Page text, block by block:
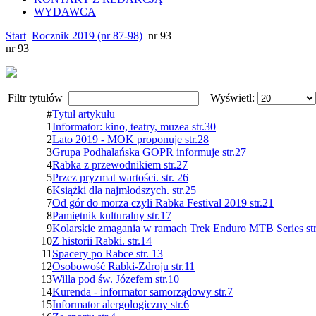
WYDAWCA
Start Rocznik 2019 (nr 87-98) nr 93
nr 93
Filtr tytułów
Wyświetl:
#Tytuł artykułu
1Informator: kino, teatry, muzea str.30
2Lato 2019 - MOK proponuje str.28
3Grupa Podhalańska GOPR informuje str.27
4Rabka z przewodnikiem str.27
5Przez pryzmat wartości. str. 26
6Książki dla najmłodszych. str.25
7Od gór do morza czyli Rabka Festival 2019 str.21
8Pamiętnik kulturalny str.17
9Kolarskie zmagania w ramach Trek Enduro MTB Series
10Z historii Rabki. str.14
11 Spacery po Rabce str. 13
12Osobowość Rabki-Zdroju str.11
13Willa pod św. Józefem str.10
14Kurenda - informator samorządowy str.7
15Informator alergologiczny str.6